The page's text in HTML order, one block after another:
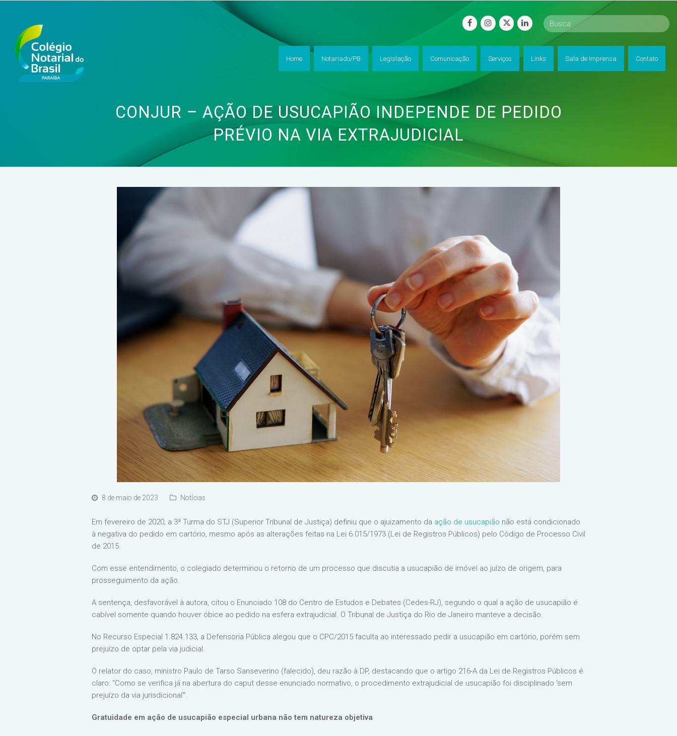
facebookinstagram
twitterlinkedin
Home Notariado/PB Legislação Comunicação Serviços Links Sala de Imprensa Contato
CONJUR – AÇÃO DE USUCAPIÃO INDEPENDE DE PEDIDO
PRÉVIO NA VIA EXTRAJUDICIAL
8 de maio de 2023 Notícias
Em fevereiro de 2020, a 3ª Turma do STJ (Superior Tribunal de Justiça) definiu que o ajuizamento da ação de usucapião não está condicionado
à negativa do pedido em cartório, mesmo após as alterações feitas na Lei 6.015/1973 (Lei de Registros Públicos) pelo Código de Processo Civil
de 2015.
Com esse entendimento, o colegiado determinou o retorno de um processo que discutia a usucapião de imóvel ao juízo de origem, para
prosseguimento da ação.
A sentença, desfavorável à autora, citou o Enunciado 108 do Centro de Estudos e Debates (Cedes-RJ), segundo o qual a ação de usucapião é
cabível somente quando houver óbice ao pedido na esfera extrajudicial. O Tribunal de Justiça do Rio de Janeiro manteve a decisão.
No Recurso Especial 1.824.133, a Defensoria Pública alegou que o CPC/2015 faculta ao interessado pedir a usucapião em cartório, porém sem
prejuízo de optar pela via judicial.
O relator do caso, ministro Paulo de Tarso Sanseverino (falecido), deu razão à DP, destacando que o artigo 216-A da Lei de Registros Públicos é
claro: “Como se verifica já na abertura do caput desse enunciado normativo, o procedimento extrajudicial de usucapião foi disciplinado ‘sem
prejuízo da via jurisdicional'”.
Gratuidade em ação de usucapião especial urbana não tem natureza objetiva